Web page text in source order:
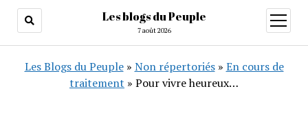
Les blogs du Peuple
7 août 2026
ouvrir
menu
Les Blogs du Peuple» Non répertoriés» En cours de
traitement » Pour vivre heureux…